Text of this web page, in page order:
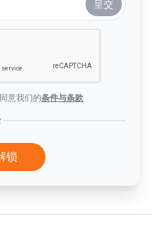
意我们的条件与条款
锁